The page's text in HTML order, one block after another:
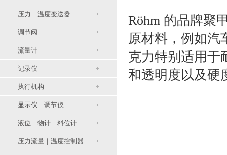
压力｜温度变送器
调节阀
流量计
记录仪
执行机构
显示仪｜调节仪
液位｜物计｜料位计
压力流量｜温度控制器
Röhm 的品牌聚
原材料，例如汽
克力特别适用于
和透明度以及硬